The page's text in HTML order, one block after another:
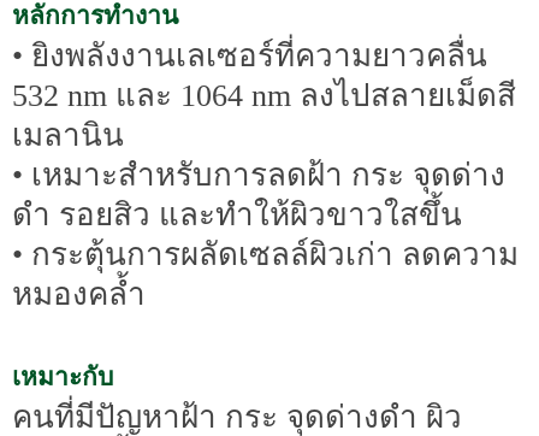
หลักการทำงาน
• ยิงพลังงานเลเซอร์ที่ความยาวคลื่น
532 nm และ 1064 nm ลงไปสลายเม็ดสี
เมลานิน
• เหมาะสำหรับการลดฝ้า กระ จุดด่าง
ดำ รอยสิว และทำให้ผิวขาวใสขึ้น
• กระตุ้นการผลัดเซลล์ผิวเก่า ลดความ
หมองคล้ำ
เหมาะกับ
คนที่มีปัญหาฝ้า กระ จุดด่างดำ ผิว